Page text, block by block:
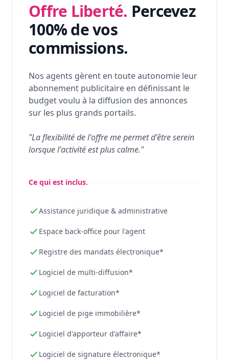
Offre Liberté. Percevez
100% de vos
commissions.
Nos agents gèrent en toute autonomie leur
abonnement publicitaire en définissant le
budget voulu à la diffusion des annonces
sur les plus grands portails.
"La flexibilité de l'offre me permet d'être serein
lorsque l'activité est plus calme."
Ce qui est inclus.
Assistance juridique & administrative
Espace back-office pour l'agent
Registre des mandats électronique*
Logiciel de multi-diffusion*
Logiciel de facturation*
Logiciel de pige immobilière*
Logiciel d'apporteur d'affaire*
Logiciel de signature électronique*